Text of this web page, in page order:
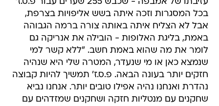
בכל המסגרות וזכה איתה בשש אליפויות בצרפת,
אבל לא הצליח איתה באותה צורה ברמה הגבוהה
באמת, בליגת האלופות - הובילה את אנריקה גם
לומר את מה שהוא באמת חשב. "ללא קשר למי
שנמצא כאן או מי שנעדר, המטרה שלי היא שנהיה
חזקים יותר בעונה הבאה. פ.ס.ז' תמשיך להיות קבוצה
נהדרת ואנחנו נהיה אפילו טובים יותר. אנחנו נביא
שחקנים עם מנטליות חזקה ושחקנים שמזדהים עם